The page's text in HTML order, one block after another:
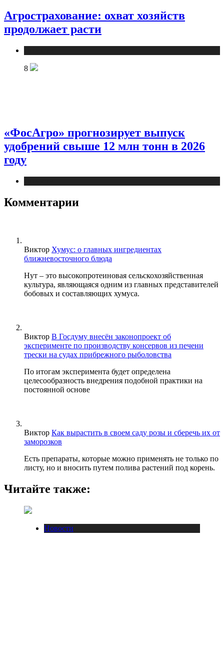
Агрострахование: охват хозяйств
продолжает расти
8
«ФосАгро» прогнозирует выпуск
удобрений свыше 12 млн тонн в 2026
году
Комментарии
Виктор Хумус: о главных ингредиентах
ближневосточного блюда
Нут – это высокопротеиновая сельскохозяйственная
культура, являющаяся одним из главных представителей
бобовых и составляющих хумуса.
Виктор В Госдуму внесён законопроект об
эксперименте по производству консервов из печени
трески на судах прибрежного рыболовства
По итогам эксперимента будет определена
целесообразность внедрения подобной практики на
постоянной основе
Виктор Как вырастить в своем саду розы и сберечь их от
заморозков
Есть препараты, которые можно применять не только по
листу, но и вносить путем полива растений под корень.
Читайте также:
Новости